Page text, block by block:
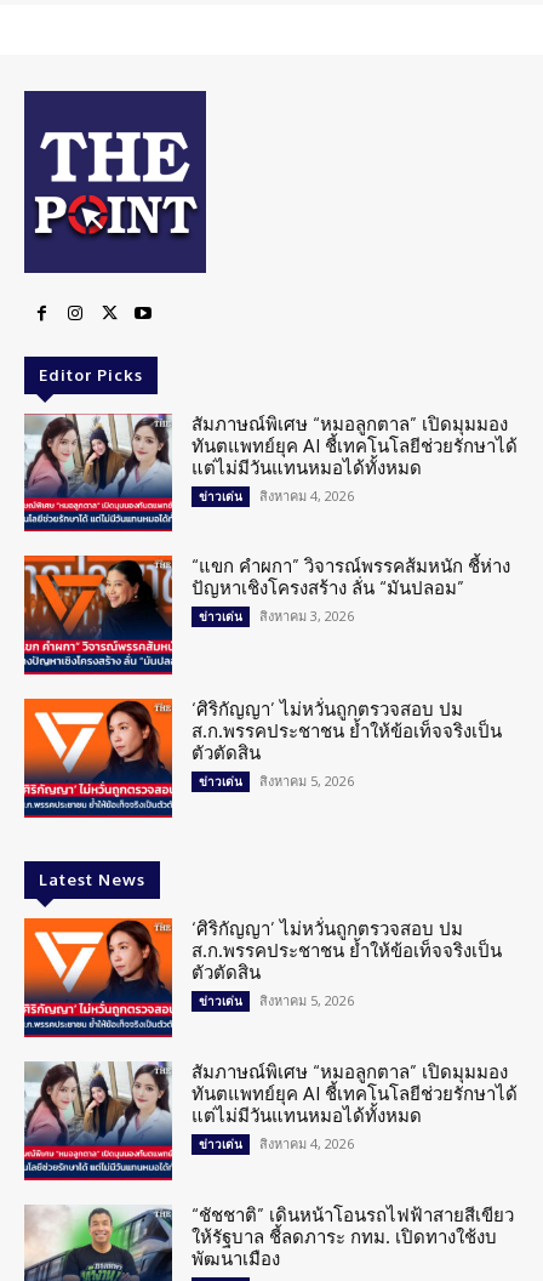
Editor Picks
สัมภาษณ์พิเศษ “หมอลูกตาล” เปิดมุมมอง
ทันตแพทย์ยุค AI ชี้เทคโนโลยีช่วยรักษาได้
แต่ไม่มีวันแทนหมอได้ทั้งหมด
ข่าวเด่น สิงหาคม 4, 2026
“แขก คำผกา” วิจารณ์พรรคส้มหนัก ชี้ห่าง
ปัญหาเชิงโครงสร้าง ลั่น “มันปลอม”
ข่าวเด่น สิงหาคม 3, 2026
‘ศิริกัญญา’ ไม่หวั่นถูกตรวจสอบ ปม
ส.ก.พรรคประชาชน ย้ำให้ข้อเท็จจริงเป็น
ตัวตัดสิน
ข่าวเด่น สิงหาคม 5, 2026
Latest News
‘ศิริกัญญา’ ไม่หวั่นถูกตรวจสอบ ปม
ส.ก.พรรคประชาชน ย้ำให้ข้อเท็จจริงเป็น
ตัวตัดสิน
ข่าวเด่น สิงหาคม 5, 2026
สัมภาษณ์พิเศษ “หมอลูกตาล” เปิดมุมมอง
ทันตแพทย์ยุค AI ชี้เทคโนโลยีช่วยรักษาได้
แต่ไม่มีวันแทนหมอได้ทั้งหมด
ข่าวเด่น สิงหาคม 4, 2026
“ชัชชาติ” เดินหน้าโอนรถไฟฟ้าสายสีเขียว
ให้รัฐบาล ชี้ลดภาระ กทม. เปิดทางใช้งบ
พัฒนาเมือง